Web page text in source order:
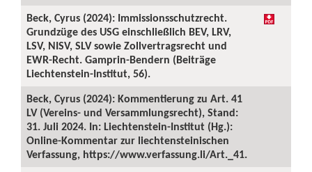
Beck, Cyrus (2024): Immissionsschutzrecht.
Grundzüge des USG einschließlich BEV, LRV,
LSV, NISV, SLV sowie Zollvertragsrecht und
EWR-Recht. Gamprin-Bendern (Beiträge
Liechtenstein-Institut, 56).
Beck, Cyrus (2024): Kommentierung zu Art. 41
LV (Vereins- und Versammlungsrecht), Stand:
31. Juli 2024. In: Liechtenstein-Institut (Hg.):
Online-Kommentar zur liechtensteinischen
Verfassung, https://www.verfassung.li/Art._41.